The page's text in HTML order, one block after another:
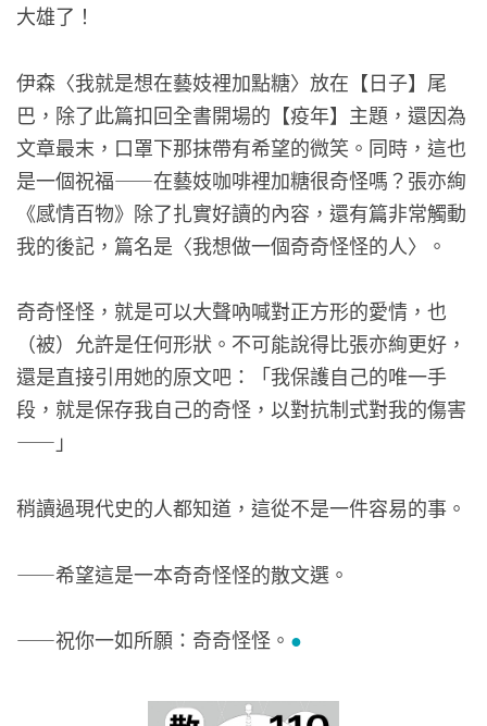
大雄了！
伊森〈我就是想在藝妓裡加點糖〉放在【日子】尾
巴，除了此篇扣回全書開場的【疫年】主題，還因為
文章最末，口罩下那抹帶有希望的微笑。同時，這也
是一個祝福——在藝妓咖啡裡加糖很奇怪嗎？張亦絢
《感情百物》除了扎實好讀的內容，還有篇非常觸動
我的後記，篇名是〈我想做一個奇奇怪怪的人〉。
奇奇怪怪，就是可以大聲吶喊對正方形的愛情，也
（被）允許是任何形狀。不可能說得比張亦絢更好，
還是直接引用她的原文吧：「我保護自己的唯一手
段，就是保存我自己的奇怪，以對抗制式對我的傷害
——」
稍讀過現代史的人都知道，這從不是一件容易的事。
——希望這是一本奇奇怪怪的散文選。
——祝你一如所願：奇奇怪怪。 ●